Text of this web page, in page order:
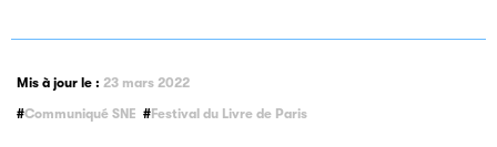
Mis à jour le : 23 mars 2022
Communiqué SNE
Festival du Livre de Paris